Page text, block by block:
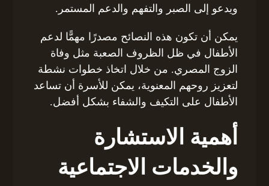
ويدعو إلى الصبر والتفهم والدعم المستمر.
يمكن أن تكون هذه النصائح مصدرًا مهمًّا لدعم
الأطفال في ظل الظروف الصعبة مثل وفاة
الزوج المصري. من خلال اتخاذ خطوات نشطة
لتعزيز روحهم المعنوية، يمكن للأسرة أن تساعد
الأطفال على التكيف والشفاء بشكل أفضل.
أهمية الاستشارة
والخدمات الاجتماعية